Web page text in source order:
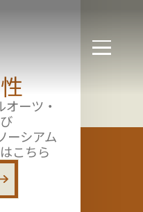
ーツ・
ーシアム
こちら